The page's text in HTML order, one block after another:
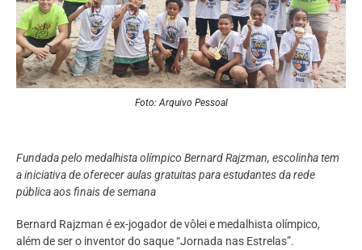
Foto: Arquivo Pessoal
Fundada pelo medalhista olímpico Bernard Rajzman, escolinha tem
a iniciativa de oferecer aulas gratuitas para estudantes da rede
pública aos finais de semana
Bernard Rajzman é ex-jogador de vôlei e medalhista olímpico,
além de ser o inventor do saque “Jornada nas Estrelas”.